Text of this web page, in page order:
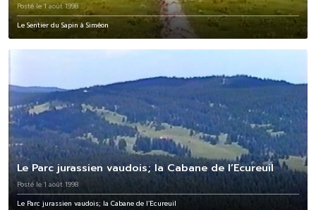
Posté le 1 août 1998
Le Sentier du Sapin à Siméon
Le Parc jurassien vaudois; la Cabane de l’Ecureuil
Posté le 1 août 1998
Le Parc jurassien vaudois; la Cabane de l’Ecureuil